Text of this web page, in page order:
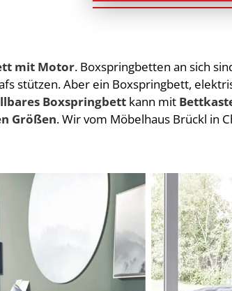
mit Motor. Boxspringbetten an sich
stützen. Aber ein Boxspringbett,
Boxspringbett kann mit
Größen. Wir vom Möbelhaus Brückl in